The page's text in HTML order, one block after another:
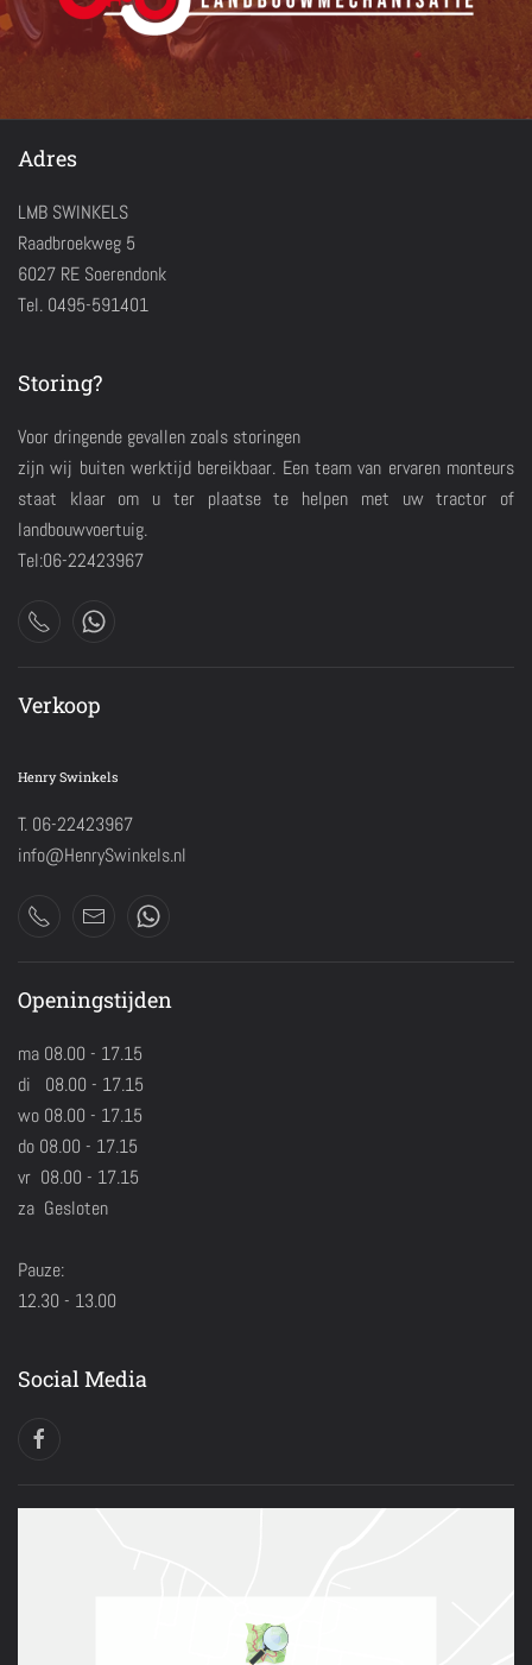
Adres
LMB SWINKELS
Raadbroekweg 5
6027 RE Soerendonk
Tel. 0495-591401
Storing?
Voor dringende gevallen zoals storingen
zijn wij buiten werktijd bereikbaar. Een team van ervaren monteurs
staat klaar om u ter plaatse te helpen met uw tractor of
landbouwvoertuig.
Tel:06-22423967
Verkoop
Henry Swinkels
T. 06-22423967
info@HenrySwinkels.nl
Openingstijden
ma 08.00 - 17.15
di 08.00 - 17.15
wo 08.00 - 17.15
do 08.00 - 17.15
vr 08.00 - 17.15
za Gesloten
Pauze:
12.30 - 13.00
Social Media